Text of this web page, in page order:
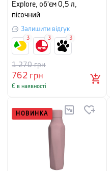
Explore, об'єм 0,5 л,
пісочний
Залишити відгук
762 грн
1 270грн
Є в наявності
3 3 3
НОВИНКА